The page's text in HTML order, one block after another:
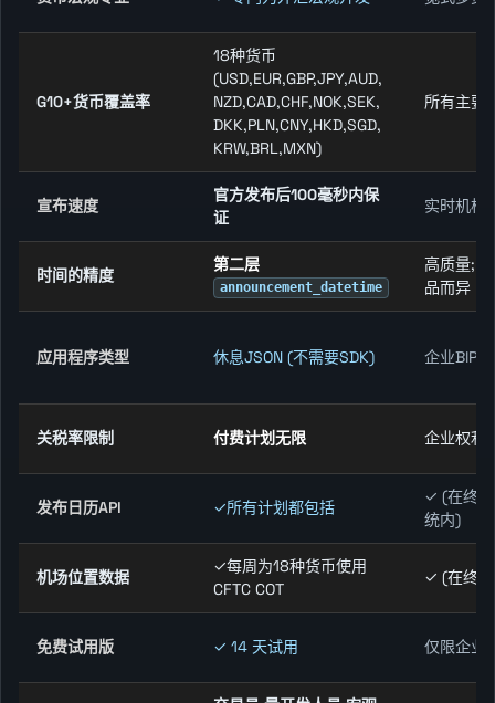
G10+货币覆盖率
18种货币
(USD,EUR,GBP,JPY,AUD,
NZD,CAD,CHF,NOK,SEK,
DKK,PLN,CNY,HKD,SGD,
KRW,BRL,MXN)
所有主要
宣布速度
官方发布后100毫秒内保
证
实时机构
时间的精度
第二层
announcement_datetime
高质量;
品而异
应用程序类型 休息JSON (不需要SDK) 企业
关税率限制 付费计划无限 企业权利
发布日历API ✓所有计划都包括
✓ (在终
统内)
机场位置数据
✓每周为18种货币使用
CFTC COT
✓ (在终
免费试用版 ✓ 14 天试用 仅限企业